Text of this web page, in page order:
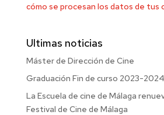
cómo se procesan los datos de tus
Ultimas noticias
Máster de Dirección de Cine
Graduación Fin de curso 2023-2024
La Escuela de cine de Málaga
Festival de Cine de Málaga